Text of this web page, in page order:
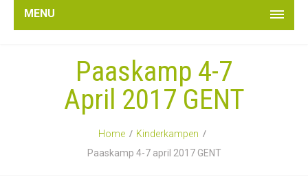
MENU
Paaskamp 4-7
April 2017 GENT
Home
Kinderkampen
Paaskamp 4-7 april 2017 GENT